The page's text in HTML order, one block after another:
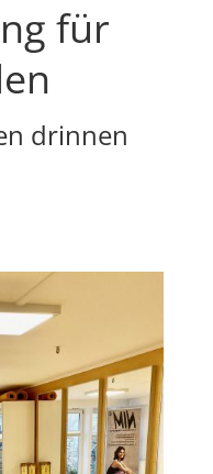
für
drinnen